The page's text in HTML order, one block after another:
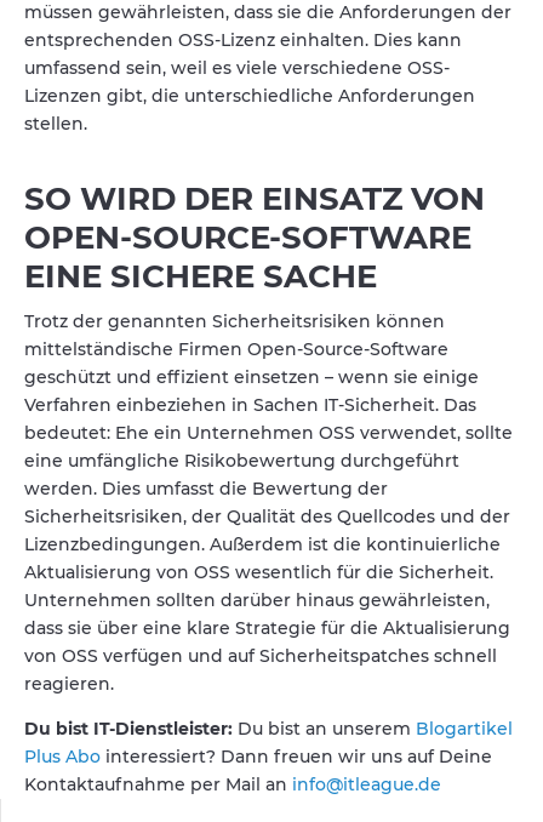
müssen gewährleisten, dass sie die Anforderungen der
entsprechenden OSS-Lizenz einhalten. Dies kann
umfassend sein, weil es viele verschiedene OSS-
Lizenzen gibt, die unterschiedliche Anforderungen
stellen.
SO WIRD DER EINSATZ VON
OPEN-SOURCE-SOFTWARE
EINE SICHERE SACHE
Trotz der genannten Sicherheitsrisiken können
mittelständische Firmen Open-Source-Software
geschützt und effizient einsetzen – wenn sie einige
Verfahren einbeziehen in Sachen IT-Sicherheit. Das
bedeutet: Ehe ein Unternehmen OSS verwendet, sollte
eine umfängliche Risikobewertung durchgeführt
werden. Dies umfasst die Bewertung der
Sicherheitsrisiken, der Qualität des Quellcodes und der
Lizenzbedingungen. Außerdem ist die kontinuierliche
Aktualisierung von OSS wesentlich für die Sicherheit.
Unternehmen sollten darüber hinaus gewährleisten,
dass sie über eine klare Strategie für die Aktualisierung
von OSS verfügen und auf Sicherheitspatches schnell
reagieren.
Du bist IT-Dienstleister: Du bist an unserem Blogartikel
Plus Abo interessiert? Dann freuen wir uns auf Deine
Kontaktaufnahme per Mail an info@itleague.de